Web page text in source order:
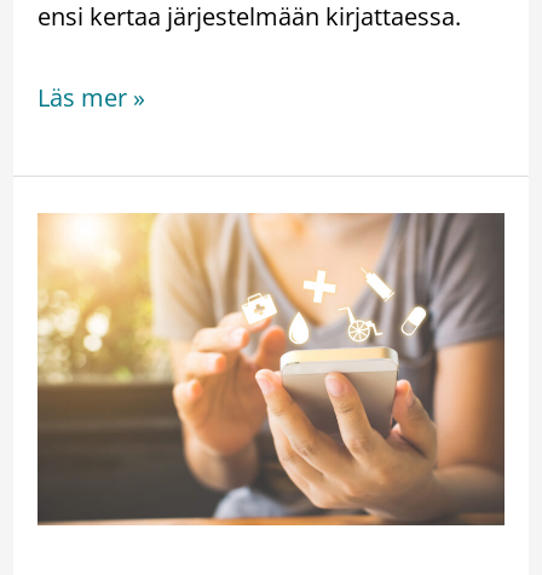
ensi kertaa järjestelmään kirjattaessa.
Läs mer »
Mobile
tukee
hoitotarvikejakelutoiminnan
kehittämistä